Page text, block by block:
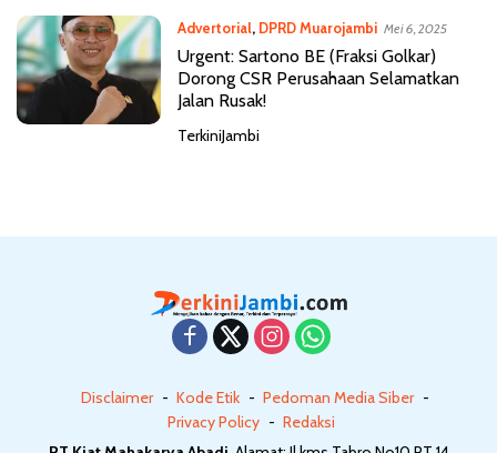
Advertorial, DPRD Muarojambi Mei 6, 2025
Urgent: Sartono BE (Fraksi Golkar)
Dorong CSR Perusahaan Selamatkan
Jalan Rusak!
TerkiniJambi
Disclaimer Kode Etik
Pedoman Media Siber
Privacy Policy
Redaksi